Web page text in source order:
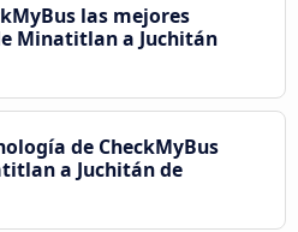
las mejores
Minatitlan a Juchitán
de CheckMyBus
a Juchitán de